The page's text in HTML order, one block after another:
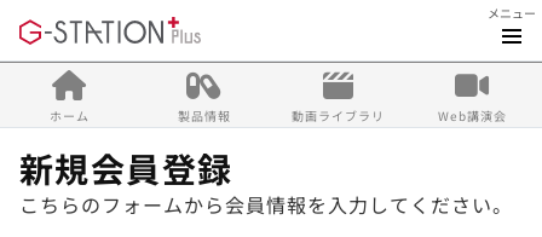
メニュー
ホーム 製品情報 動画ライブラリ Web講演会
新規会員登録
こちらのフォームから会員情報を入力してください。